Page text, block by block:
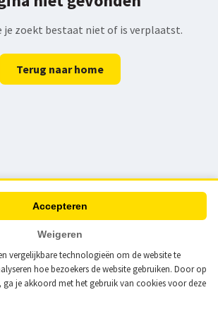
vergelijkbare technologieën om de website te
hoe bezoekers de website gebruiken. Door op
ga je akkoord met het gebruik van cookies voor deze
Accepteren
Weigeren
je zoekt bestaat niet of is verplaatst.
Terug naar home